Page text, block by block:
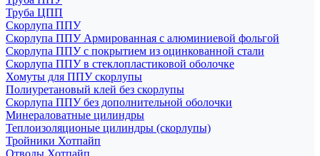
Труба ЦПП
Скорлупа ППУ
Скорлупа ППУ Армированная с алюминиевой фольгой
Скорлупа ППУ с покрытием из оцинкованной стали
Скорлупа ППУ в стеклопластиковой оболочке
Хомуты для ППУ скорлупы
Полиуретановый клей без скорлупы
Скорлупа ППУ без дополнительной оболочки
Минераловатные цилиндры
Теплоизоляционые цилиндры (скорлупы)
Тройники Хотпайп
Отводы Хотпайп